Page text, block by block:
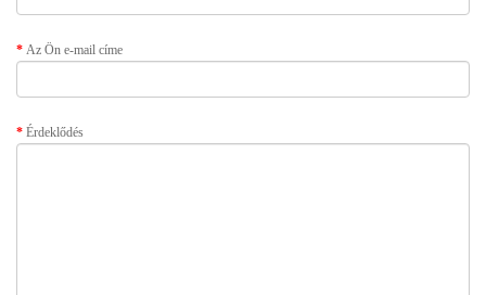
Az Ön e-mail címe
Érdeklődés